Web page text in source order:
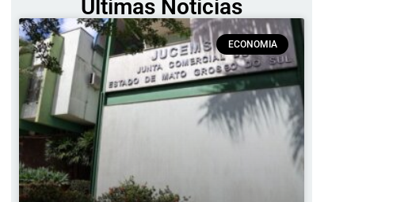
Últimas Notícias
ECONOMIA